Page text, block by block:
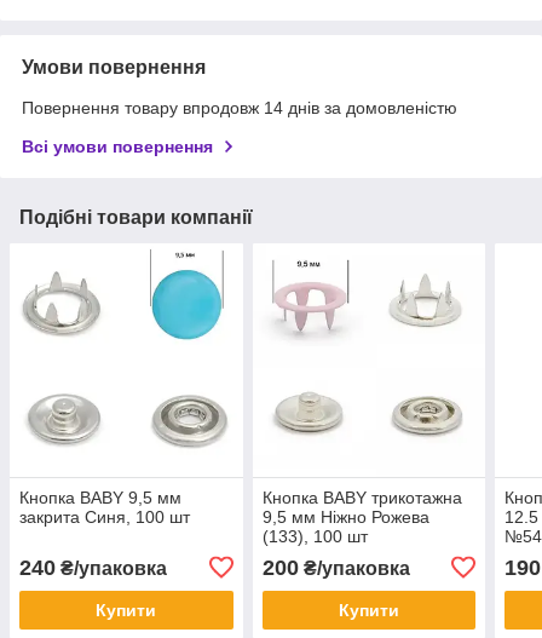
Умови повернення
Повернення товару впродовж 14 днів за домовленістю
Всі умови повернення
Подібні товари компанії
Кнопка BABY 9,5 мм
закрита Синя, 100 шт
240 ₴/упаковка
Купити
Кнопка BABY трикотажна
9,5 мм Ніжно Рожева
(133), 100 шт
200₴/упаковка
Купити
190